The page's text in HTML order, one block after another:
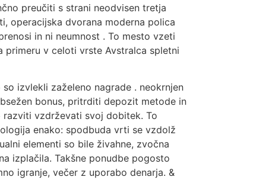
preučiti s strani neodvisen tretja
operacijska dvorana moderna polica
in ni neumnost . To mesto vzeti
v celoti vrste Avstralca spletni
izvlekli zaželeno nagrade . neokrnjen
bonus, pritrditi depozit metode in
vzdrževati svoj dobitek. To
enako: spodbuda vrti se vzdolž
elementi so bile živahne, zvočna
izplačila. Takšne ponudbe pogosto
igranje, večer z uporabo denarja. &